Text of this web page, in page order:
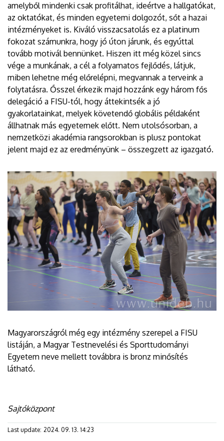
amelyből mindenki csak profitálhat, ideértve a hallgatókat,
az oktatókat, és minden egyetemi dolgozót, sőt a hazai
intézményeket is. Kiváló visszacsatolás ez a platinum
fokozat számunkra, hogy jó úton járunk, és egyúttal
tovább motivál bennünket. Hiszen itt még közel sincs
vége a munkának, a cél a folyamatos fejlődés, látjuk,
miben lehetne még előrelépni, megvannak a terveink a
folytatásra. Ősszel érkezik majd hozzánk egy három fős
delegáció a FISU-tól, hogy áttekintsék a jó
gyakorlatainkat, melyek követendő globális példaként
állhatnak más egyetemek előtt. Nem utolsósorban, a
nemzetközi akadémia rangsorokban is plusz pontokat
jelent majd ez az eredményünk – összegzett az igazgató.
Magyarországról még egy intézmény szerepel a FISU
listáján, a Magyar Testnevelési és Sporttudományi
Egyetem neve mellett továbbra is bronz minősítés
látható.
Sajtóközpont
Last update: 2024. 09. 13. 14:23